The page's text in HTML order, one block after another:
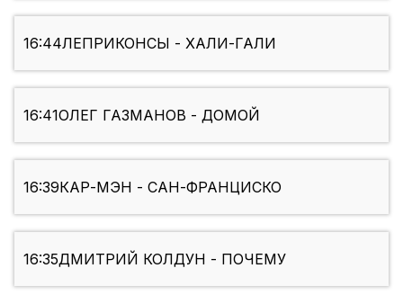
16:44ЛЕПРИКОНСЫ - ХАЛИ-ГАЛИ
16:41ОЛЕГ ГАЗМАНОВ - ДОМОЙ
16:39КАР-МЭН - САН-ФРАНЦИСКО
16:35ДМИТРИЙ КОЛДУН - ПОЧЕМУ